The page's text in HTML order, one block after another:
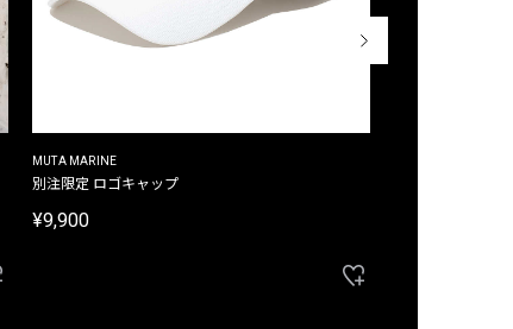
MUTA MARINE
別注限定 ロゴキャップ
¥9,900